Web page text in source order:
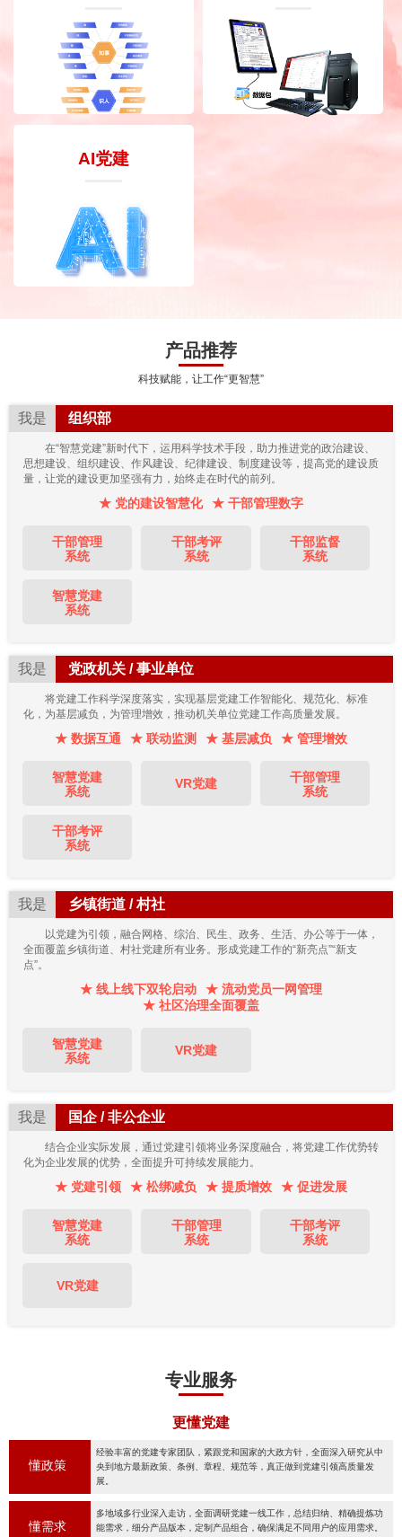
AI党建
产品推荐
科技赋能，让工作“更智慧”
我是 组织部
在“智慧党建”新时代下，运用科学技术手段，助力推进党的政治建设、
思想建设、组织建设、作风建设、纪律建设、制度建设等，提高党的建设质
量，让党的建设更加坚强有力，始终走在时代的前列。
★ 党的建设智慧化 ★ 干部管理数字
干部管理
系统
干部考评
系统
干部监督
系统
智慧党建
系统
我是 党政机关 / 事业单位
将党建工作科学深度落实，实现基层党建工作智能化、规范化、标准
化，为基层减负，为管理增效，推动机关单位党建工作高质量发展。
★ 数据互通 ★ 联动监测 ★ 基层减负 ★ 管理增效
智慧党建
系统
VR党建
干部管理
系统
干部考评
系统
我是 乡镇街道 / 村社
以党建为引领，融合网格、综治、民生、政务、生活、办公等于一体，
全面覆盖乡镇街道、村社党建所有业务。形成党建工作的“新亮点”“新支
点”。
★ 线上线下双轮启动
★ 流动党员一网管理
★ 社区治理全面覆盖
智慧党建
系统
VR党建
我是 国企 / 非公企业
结合企业实际发展，通过党建引领将业务深度融合，将党建工作优势转
化为企业发展的优势，全面提升可持续发展能力。
★ 党建引领 ★ 松绑减负 ★ 提质增效 ★ 促进发展
智慧党建
系统
干部管理
系统
干部考评
系统
VR党建
专业服务
更懂党建
懂政策
经验丰富的党建专家团队，紧跟党和国家的大政方针，全面深入研究从中
央到地方最新政策、条例、章程、规范等，真正做到党建引领高质量发
展。
懂需求
多地域多行业深入走访，全面调研党建一线工作，总结归纳、精确提炼功
能需求，细分产品版本，定制产品组合，确保满足不同用户的应用需求。